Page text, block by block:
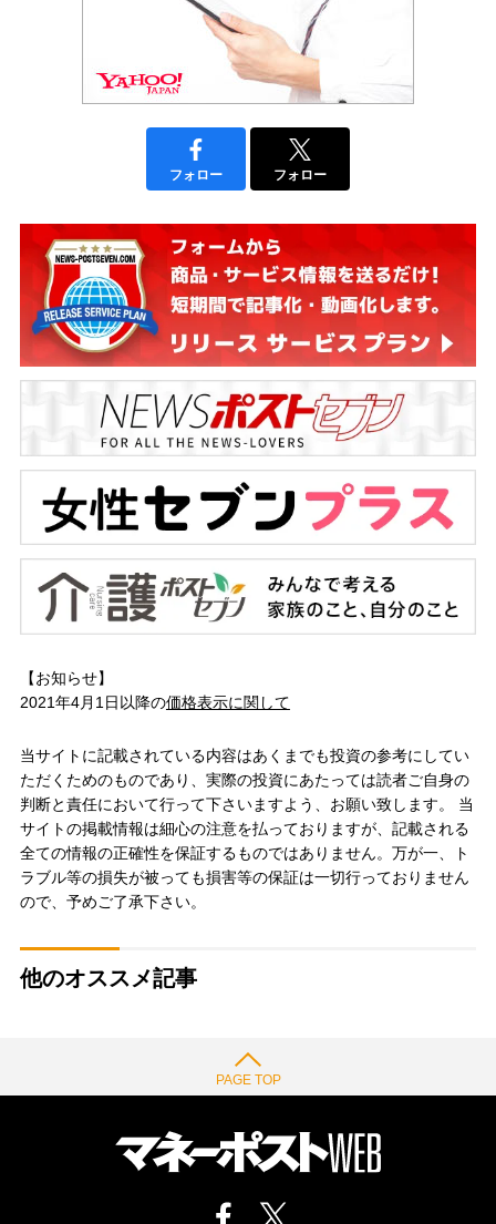
フォロー フォロー
【お知らせ】
2021年4月1日以降の価格表示に関して
当サイトに記載されている内容はあくまでも投資の参考にしてい
ただくためのものであり、実際の投資にあたっては読者ご自身の
判断と責任において行って下さいますよう、お願い致します。 当
サイトの掲載情報は細心の注意を払っておりますが、記載される
全ての情報の正確性を保証するものではありません。万が一、ト
ラブル等の損失が被っても損害等の保証は一切行っておりません
ので、予めご了承下さい。
他のオススメ記事
PAGE TOP